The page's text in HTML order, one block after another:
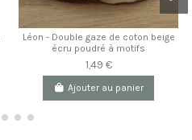
Léon - Double gaze de coton beige
écru poudré à motifs
1,49 €
Ajouter au panier